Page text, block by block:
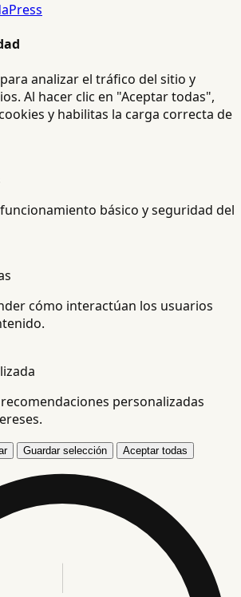
analizar el tráfico del sitio y
Al hacer clic en "Aceptar todas",
y habilitas la carga correcta de
básico y seguridad del
cómo interactúan los usuarios
personalizadas
Guardar selección Aceptar todas